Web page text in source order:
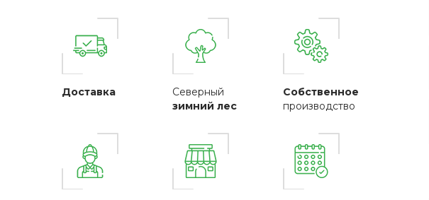
Доставка
Северный
зимний лес
Собственное
производство